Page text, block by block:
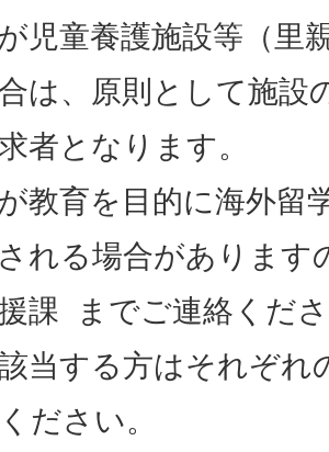
児童養護施設等（里
は、原則として施設
者となります。
教育を目的に海外留
れる場合がありま
課 までご連絡くだ
当する方はそれぞれ
ださい。